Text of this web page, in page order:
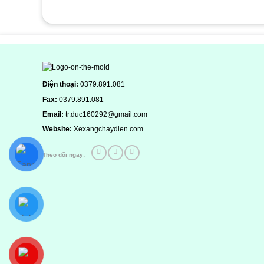
Hãy là người đánh giá đầu tiên cho sản phẩm
1 trên 5 sao 2 trên 5 sao 3 trên 5 sao 4 trên 5
Đánh giá của bạn
Điện thoại: 0379.891.081
Fax: 0379.891.081
Email: tr.duc160292@gmail.com
Website: Xexangchaydien.com
Theo dõi ngay: